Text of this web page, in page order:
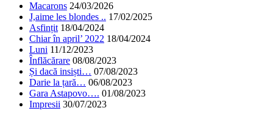
Macarons 24/03/2026
J,aime les blondes .. 17/02/2025
Asfințit 18/04/2024
Chiar în april’ 2022 18/04/2024
Luni 11/12/2023
Înflăcărare 08/08/2023
Și dacă insiști… 07/08/2023
Darie la țară… 06/08/2023
Gara Astapovo…. 01/08/2023
Impresii 30/07/2023